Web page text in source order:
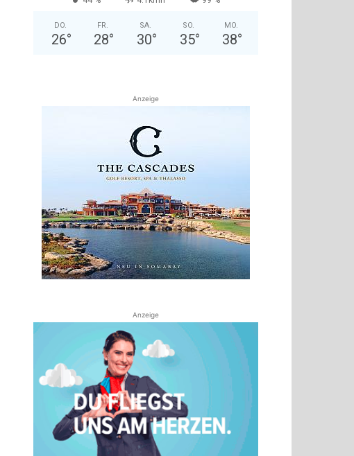
DO.
26°
FR.
28°
SA.
30°
SO.
35°
MO.
38°
Anzeige
Anzeige